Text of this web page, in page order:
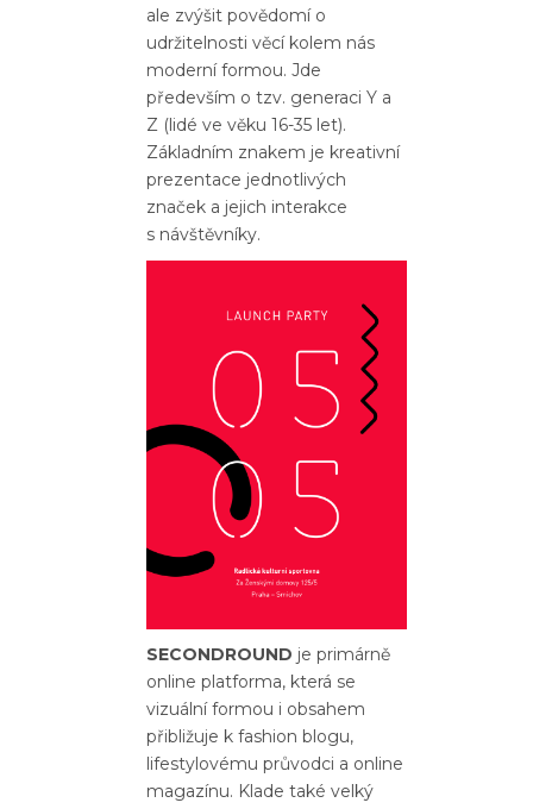
ale zvýšit povědomí o
udržitelnosti věcí kolem nás
moderní formou. Jde
především o tzv. generaci Y a
Z (lidé ve věku 16-35 let).
Základním znakem je kreativní
prezentace jednotlivých
značek a jejich interakce
s návštěvníky.
SECONDROUND je primárně
online platforma, která se
vizuální formou i obsahem
přibližuje k fashion blogu,
lifestylovému průvodci a online
magazínu. Klade také velký